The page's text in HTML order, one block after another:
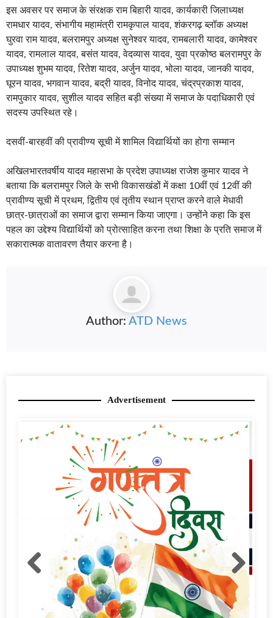
दसवीं-बारहवीं की प्रावीण्य सूची में शामिल विद्यार्थियों का होगा सम्मान
अखिलभारतवर्षीय यादव महासभा के प्रदेश उपाध्यक्ष राजेश कुमार यादव ने
बताया कि बलरामपुर जिले के सभी विकासखंडों में कक्षा 10वीं एवं 12वीं की
प्रावीण्य सूची में प्रथम, द्वितीय एवं तृतीय स्थान प्राप्त करने वाले मेधावी
छात्र-छात्राओं का समाज द्वारा सम्मान किया जाएगा। उन्होंने कहा कि इस
पहल का उद्देश्य विद्यार्थियों को प्रोत्साहित करना तथा शिक्षा के प्रति समाज में
सकारात्मक वातावरण तैयार करना है।
Author:ATD News